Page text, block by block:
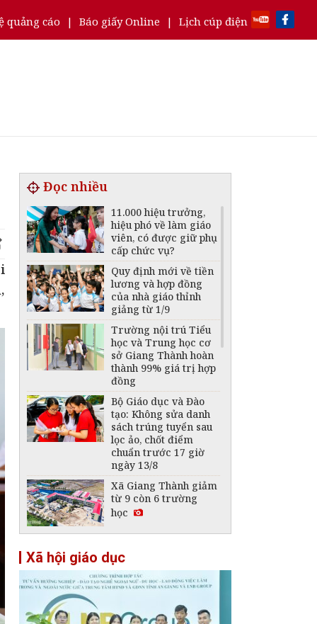
quảng cáo | Báo giấy Online | Lịch cúp điện
Đọc nhiều
11.000 hiệu trưởng,
hiệu phó về làm giáo
viên, có được giữ phụ
cấp chức vụ?
Quy định mới về tiền
lương và hợp đồng
của nhà giáo thỉnh
giảng từ 1/9
Trường nội trú Tiểu
học và Trung học cơ
sở Giang Thành hoàn
thành 99% giá trị hợp
đồng
Bộ Giáo dục và Đào
tạo: Không sửa danh
sách trúng tuyển sau
lọc ảo, chốt điểm
chuẩn trước 17 giờ
ngày 13/8
Xã Giang Thành giảm
từ 9 còn 6 trường
học
3 trường nội trú vùng
biên vào hoạt động
trước năm học mới
Xã hội giáo dục